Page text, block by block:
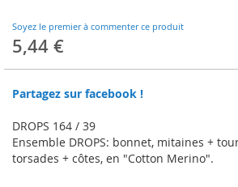
Soyez le premier à commenter ce produit
5,44 €
Partagez sur facebook !
DROPS 164 / 39
Ensemble DROPS: bonnet, mitaines +
torsades + côtes, en "Cotton Merino".
beginning
of
the
gallery